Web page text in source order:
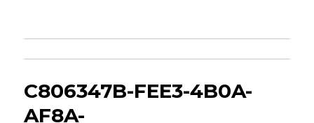
C806347B-FEE3-4B0A-
AF8A-